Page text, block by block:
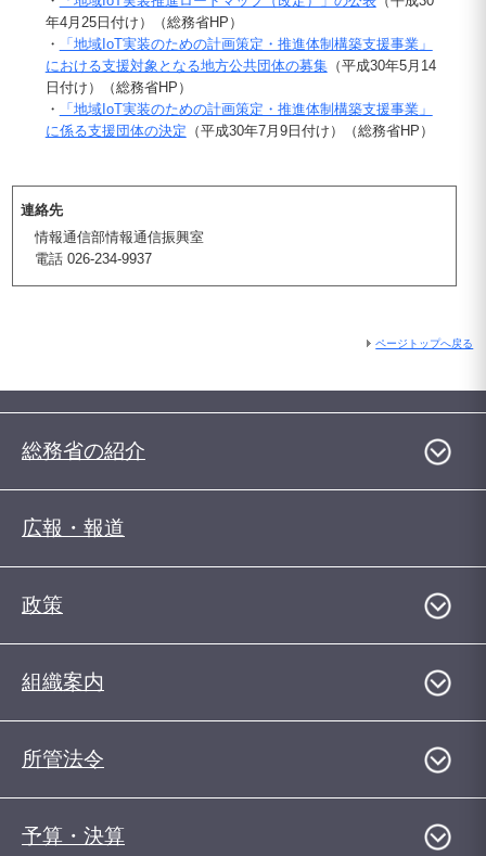
年4月25日付け）（総務省HP）
・
「地域IoT実装のための計画策定・推進体制構築支援事業」
における支援対象となる地方公共団体の募集（平成30年5月14
日付け）（総務省HP）
・
「地域IoT実装のための計画策定・推進体制構築支援事業」
に係る支援団体の決定 （平成30年7月9日付け）（総務省HP）
連絡先
情報通信部情報通信振興室
電話 026-234-9937
ページトップへ戻る
総務省の紹介
広報・報道
政策
組織案内
所管法令
予算・決算